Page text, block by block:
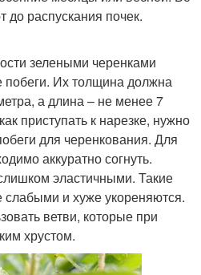
до распускания почек.
зелеными черенками
Их толщина должна
а длина – не менее 7
приступать к нарезке, нужно
для черенкования. Для
аккуратно согнуть.
эластичными. Такие
слабыми и хуже укореняются.
ветви, которые при
хрустом.